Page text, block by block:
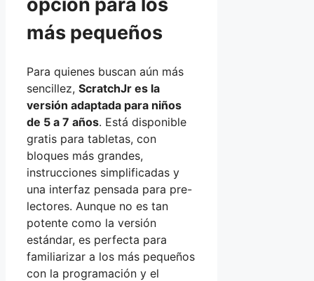
opción para los
más pequeños
Para quienes buscan aún más
sencillez, ScratchJr es la
versión adaptada para niños
de 5 a 7 años. Está disponible
gratis para tabletas, con
bloques más grandes,
instrucciones simplificadas y
una interfaz pensada para pre-
lectores. Aunque no es tan
potente como la versión
estándar, es perfecta para
familiarizar a los más pequeños
con la programación y el